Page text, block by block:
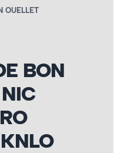
OUELLET
BON